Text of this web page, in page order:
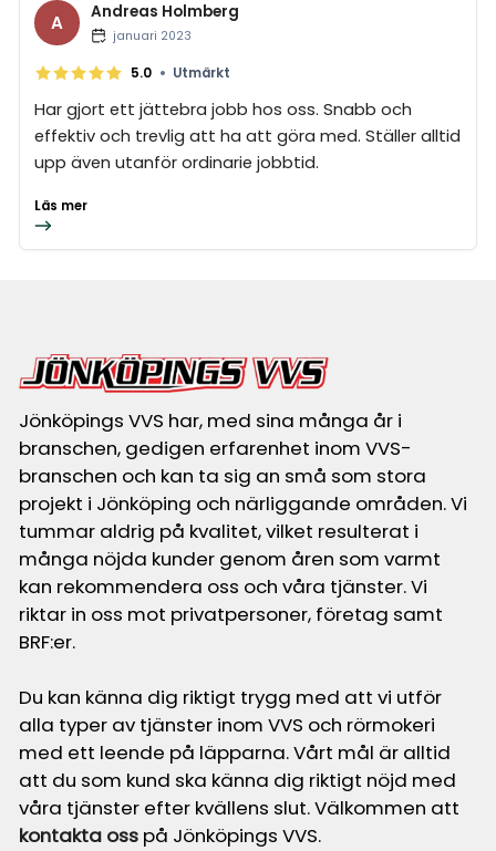
A Andreas Holmberg
januari 2023
5.0 • Utmärkt
Har gjort ett jättebra jobb hos oss. Snabb och
effektiv och trevlig att ha att göra med. Ställer alltid
upp även utanför ordinarie jobbtid.
Läs mer
Jönköpings VVS har, med sina många år i
branschen, gedigen erfarenhet inom VVS-
branschen och kan ta sig an små som stora
projekt i Jönköping och närliggande områden. Vi
tummar aldrig på kvalitet, vilket resulterat i
många nöjda kunder genom åren som varmt
kan rekommendera oss och våra tjänster. Vi
riktar in oss mot privatpersoner, företag samt
BRF:er.
Du kan känna dig riktigt trygg med att vi utför
alla typer av tjänster inom VVS och rörmokeri
med ett leende på läpparna. Vårt mål är alltid
att du som kund ska känna dig riktigt nöjd med
våra tjänster efter kvällens slut. Välkommen att
kontakta osspå Jönköpings VVS.